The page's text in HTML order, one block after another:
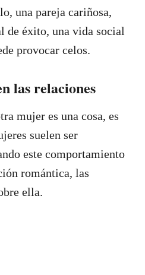
una pareja cariñosa,
de éxito, una vida social
provocar celos.
las relaciones
mujer es una cosa, es
suelen ser
este comportamiento
romántica, las
ella.